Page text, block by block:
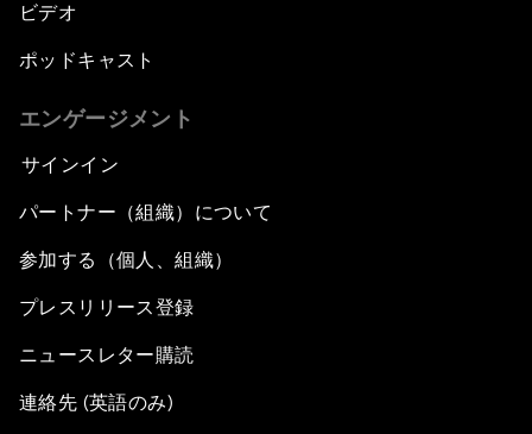
ビデオ
ポッドキャスト
エンゲージメント
サインイン
パートナー（組織）について
参加する（個人、組織）
プレスリリース登録
ニュースレター購読
連絡先 (英語のみ)